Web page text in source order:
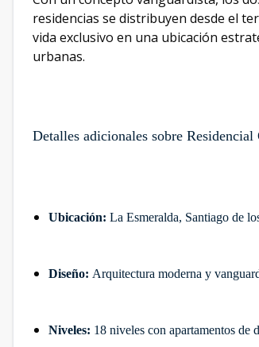
residencias se distribuyen desde el
vida exclusivo en una ubicación
urbanas.
Detalles adicionales sobre Residencial
Ubicación: La Esmeralda, Santiago de
Diseño: Arquitectura moderna y
Niveles: 18 niveles con apartamentos de